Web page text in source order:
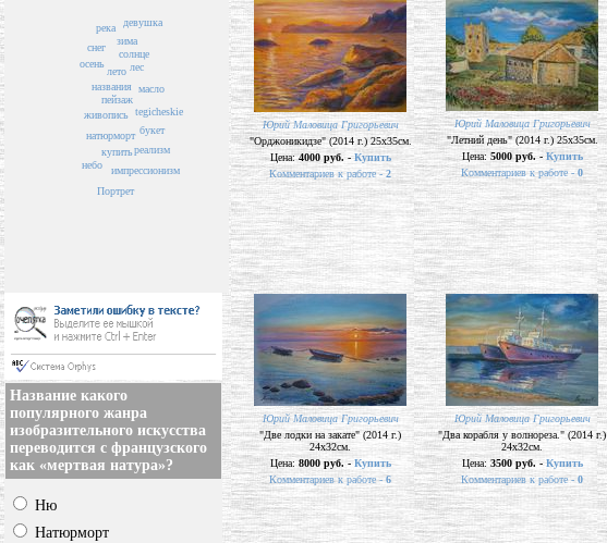
пейзаж
названия
живопись
лето
натюрморт
купить
солнце
лес
зима
осень
букет
масло
река
снег
tegicheskie
реализм
небо
импрессионизм
Портрет
девушка
Название какого
популярного жанра
изобразительного искусства
переводится с французского
как «мертвая натура»?
Ню
Натюрморт
Юрий Маловица Григорьевич
"Орджоникидзе" (2014 г.) 25х35см.
Цена:4000 руб. -Купить
Комментариев к работе - 2
Юрий Маловица Григорьевич
"Летний день" (2014 г.) 25х35см.
Цена: 5000 руб. - Купить
Комментариев к работе - 0
Юрий Маловица Григорьевич
"Две лодки на закате" (2014 г.)
24х32см.
Цена: 8000 руб. - Купить
Комментариев к работе -6
Юрий Маловица Григорьевич
"Два корабля у волнореза." (2014 г.)
24х32см.
Цена: 3500 руб. - Купить
Комментариев к работе - 0